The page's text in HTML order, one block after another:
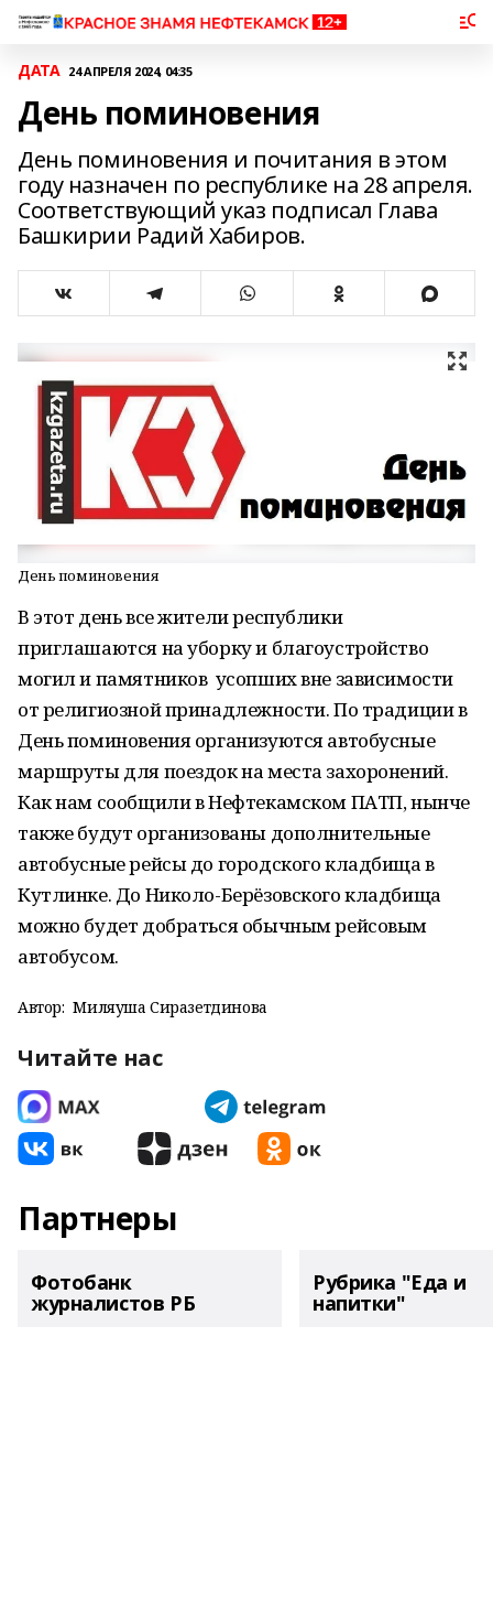
ДАТА 24 АПРЕЛЯ 2024, 04:35
День поминовения
День поминовения и почитания в этом
году назначен по республике на 28 апреля.
Соответствующий указ подписал Глава
Башкирии Радий Хабиров.
День поминовения
В этот день все жители республики
приглашаются на уборку и благоустройство
могил и памятников усопших вне зависимости
от религиозной принадлежности. По традиции в
День поминовения организуются автобусные
маршруты для поездок на места захоронений.
Как нам сообщили в Нефтекамском ПАТП, нынче
также будут организованы дополнительные
автобусные рейсы до городского кладбища в
Кутлинке. До Николо-Берёзовского кладбища
можно будет добраться обычным рейсовым
автобусом.
Автор: Миляуша Сиразетдинова
Читайте нас
Партнеры
Фотобанк
журналистов РБ
Рубрика "Еда и
напитки"